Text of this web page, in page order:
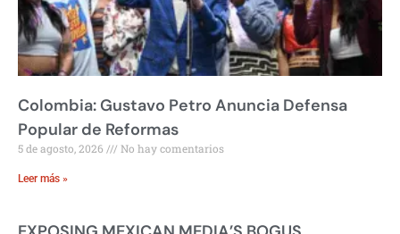
Colombia: Gustavo Petro Anuncia Defensa
Popular de Reformas
5 de agosto, 2026 No hay comentarios
Leer más »